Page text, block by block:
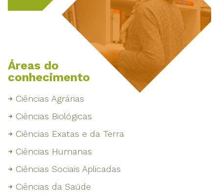
Áreas do
conhecimento
Ciências Agrárias
Ciências Biológicas
Ciências Exatas e da Terra
Ciências Humanas
Ciências Sociais Aplicadas
Ciências da Saúde